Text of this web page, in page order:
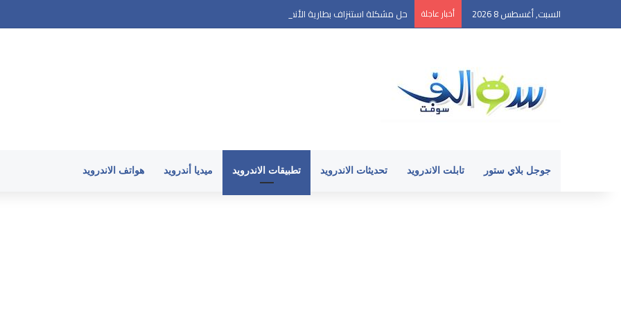
السبت, أغسطس 8 2026 أخبار عاجلة حل مشكلة استنزاف بطارية الأندرويد وارتفاع حرارة الهاتف في 2026
جوجل بلاي ستور تابلت الاندرويد تحديثات الاندرويد تطبيقات الاندرويد ميديا أندرويد هواتف الاندرويد